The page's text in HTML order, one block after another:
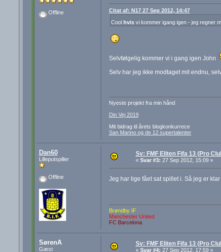
Offline
Citat af: N17 27 Sep 2012, 14:47
Cool hvis vi kommer igang igen - jeg regner
Selvfølgelig kommer vi i gang igen John
Selv har jeg ikke modtaget mit endnu,
Nyeste projekt fra min hånd
Din Vej 2019
Mit bidrag til årets blogkonkurrece
San Marino og de 12 supertalenter
Dan60
Lilleputspiller
Offline
Sv: FMF Eliten Fifa 13 (Pro
« Svar #3: 27 Sep 2012, 15:09 »
Jeg har lige fået sat spillet i. Så jeg er
Brøndby IF
Manchester United
FC Barcelona
SørenA
Gæst
Sv: FMF Eliten Fifa 13 (Pro
« Svar #4: 27 Sep 2012, 17:59 »